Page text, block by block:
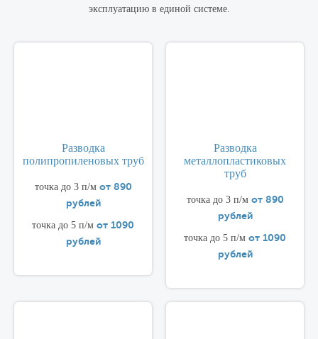
эксплуатацию в единой системе.
Разводка
полипропиленовых труб
точка до 3 п/м от 890
рублей
точка до 5 п/м от 1090
рублей
Разводка
металлопластиковых
труб
точка до 3 п/м от 890
рублей
точка до 5 п/м от 1090
рублей